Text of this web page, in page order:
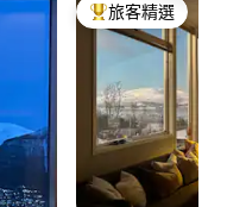
旅客精選榜首
旅客精選